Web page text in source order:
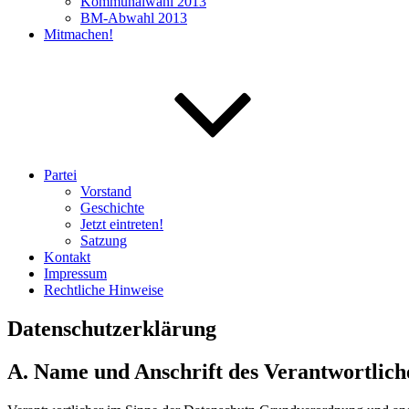
BM-Abwahl 2013
Mitmachen!
Partei
Vorstand
Geschichte
Jetzt eintreten!
Satzung
Kontakt
Impressum
Rechtliche Hinweise
Datenschutzerklärung
A. Name und Anschrift des